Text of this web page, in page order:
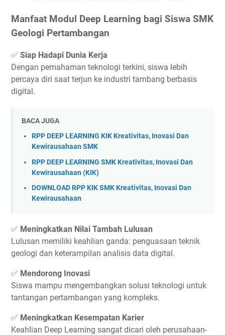
Manfaat Modul Deep Learning bagi Siswa SMK
Geologi Pertambangan
✅ Siap Hadapi Dunia Kerja
Dengan pemahaman teknologi terkini, siswa lebih
percaya diri saat terjun ke industri tambang berbasis
digital.
BACA JUGA
RPP DEEP LEARNING KIK Kreativitas, Inovasi Dan
Kewirausahaan SMK
RPP DEEP LEARNING SMK Kreativitas, Inovasi Dan
Kewirausahaan (KIK)
DOWNLOAD RPP KIK SMK Kreativitas, Inovasi Dan
Kewirausahaan
✅ Meningkatkan Nilai Tambah Lulusan
Lulusan memiliki keahlian ganda: penguasaan teknik
geologi dan keterampilan analisis data digital.
✅ Mendorong Inovasi
Siswa mampu mengembangkan solusi teknologi untuk
tantangan pertambangan yang kompleks.
✅ Meningkatkan Kesempatan Karier
Keahlian Deep Learning sangat dicari oleh perusahaan-